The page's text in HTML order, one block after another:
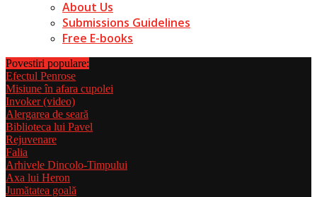
About Us
Submissions Guidelines
Free E-books
Povestiri populare:
Efectul Penrose
Misiune în afara cupolei
Invoker (video)
Alergarea de seară
Biblioteca lui Pavel
Rejuvenare
Falia
Arhivele Dincolo-Timpului
Axa lui Heron
Jumătatea goală